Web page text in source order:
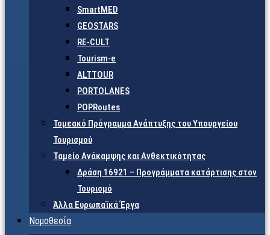
SmartMED
GEOSTARS
RE-CULT
Tourism-e
ALTTOUR
PORTOLANES
POPRoutes
Τομεακό Πρόγραμμα Ανάπτυξης του Υπουργείου
Τουρισμού
Ταμείο Ανάκαμψης και Ανθεκτικότητας
Δράση 16921 – Προγράμματα κατάρτισης στον
Τουρισμό
Άλλα Ευρωπαϊκά Έργα
Νομοθεσία